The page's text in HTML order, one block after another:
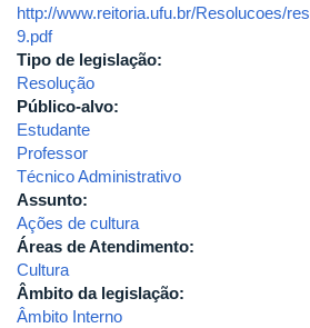
http://www.reitoria.ufu.br/Resolucoes/
9.pdf
Tipo de legislação:
Resolução
Público-alvo:
Estudante
Professor
Técnico Administrativo
Assunto:
Ações de cultura
Áreas de Atendimento:
Cultura
Âmbito da legislação:
Âmbito Interno